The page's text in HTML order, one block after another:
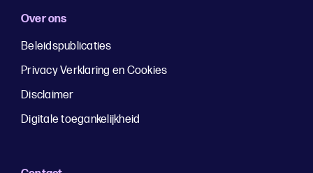
Over ons
Beleidspublicaties
Privacy Verklaring en Cookies
Disclaimer
Digitale toegankelijkheid